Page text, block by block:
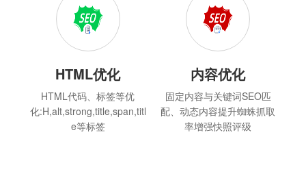
HTML优化
HTML代码、标签等优
化:H,alt,strong,title,span,titl
e等标签
内容优化
固定内容与关键词SEO匹
配、动态内容提升蜘蛛抓取
率增强快照评级